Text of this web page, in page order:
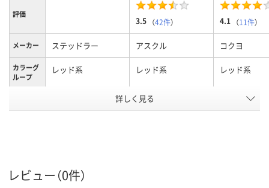
評価
3.5 （42件） 4.1 （11件）
メーカー ステッドラー アスクル コクヨ
カラーグ
ループ
レッド系 レッド系 レッド系
中字丸芯中字
ペン先形
角芯
詳しく見る
レビュー（0件）